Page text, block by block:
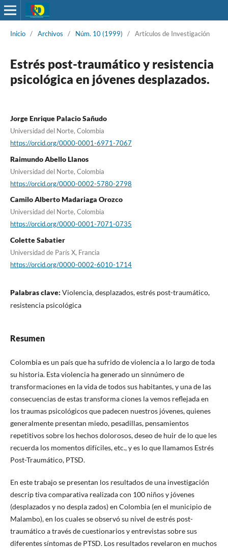
Inicio / Archivos / Núm. 10 (1999) / Artículos de Investigación
Estrés post-traumático y resistencia
psicológica en jóvenes desplazados.
Jorge Enrique Palacio Sañudo
Universidad del Norte, Colombia
https://orcid.org/0000-0001-6971-7067
Raimundo Abello Llanos
Universidad del Norte, Colombia
https://orcid.org/0000-0002-5780-2798
Camilo Alberto Madariaga Orozco
Universidad del Norte, Colombia
https://orcid.org/0000-0001-7071-0735
Colette Sabatier
Universidad de París X, Francia
https://orcid.org/0000-0002-6010-1714
Palabras clave: Violencia, desplazados, estrés post-traumático,
resistencia psicológica
Resumen
Colombia es un país que ha sufrido de violencia a lo largo de toda
su historia. Esta violencia ha generado un sinnúmero de
transformaciones en la vida de todos sus habitantes, y una de las
consecuencias de estas transforma ciones la vemos reflejada en
los traumas psicológicos que padecen nuestros jóvenes, quienes
generalmente presentan miedo, pesadillas, pensamientos
repetitivos sobre los hechos dolorosos, deseo de huir de lo que les
recuerda los momentos difíciles, etc., y es lo que llamamos Estrés
Post-Traumático, PTSD.
En este trabajo se presentan los resultados de una investigación
descrip tiva comparativa realizada con 100 niños y jóvenes
(desplazados y no despla zados) en Colombia (en el municipio de
Malambo), en los cuales se observó su nivel de estrés post-
traumático a través de cuestionarios y entrevistas sobre sus
diferentes síntomas de PTSD. Los resultados revelaron en muchos